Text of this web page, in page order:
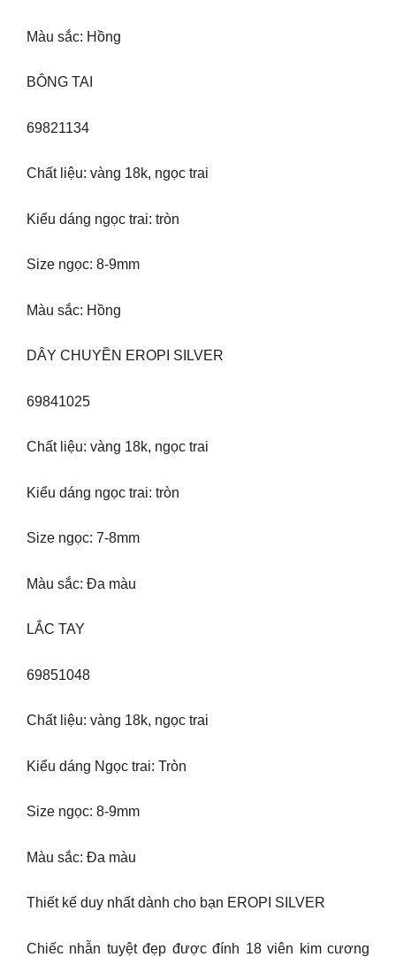
Màu sắc: Hồng
BÔNG TAI
69821134
Chất liệu: vàng 18k, ngọc trai
Kiểu dáng ngọc trai: tròn
Size ngọc: 8-9mm
Màu sắc: Hồng
DÂY CHUYỀN EROPI SILVER
69841025
Chất liệu: vàng 18k, ngọc trai
Kiểu dáng ngọc trai: tròn
Size ngọc: 7-8mm
Màu sắc: Đa màu
LẮC TAY
69851048
Chất liệu: vàng 18k, ngọc trai
Kiểu dáng Ngọc trai: Tròn
Size ngọc: 8-9mm
Màu sắc: Đa màu
Thiết kế duy nhất dành cho bạn EROPI SILVER
Chiếc nhẫn tuyệt đẹp được đính 18 viên kim cương